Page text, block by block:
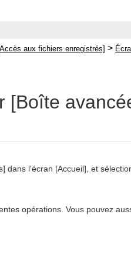
aux fichiers enregistrés] >
[Boîte
l'écran [Accueil], et
opérations. Vous pouvez